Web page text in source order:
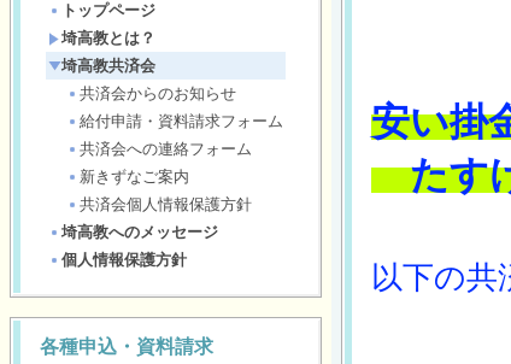
トップページ
埼高教とは？
埼高教共済会
共済会からのお知らせ
給付申請・資料請求フォーム
共済会への連絡フォーム
新きずなご案内
共済会個人情報保護方針
埼高教へのメッセージ
個人情報保護方針
各種申込・資料請求
安い掛
たすけ
以下の共
給付